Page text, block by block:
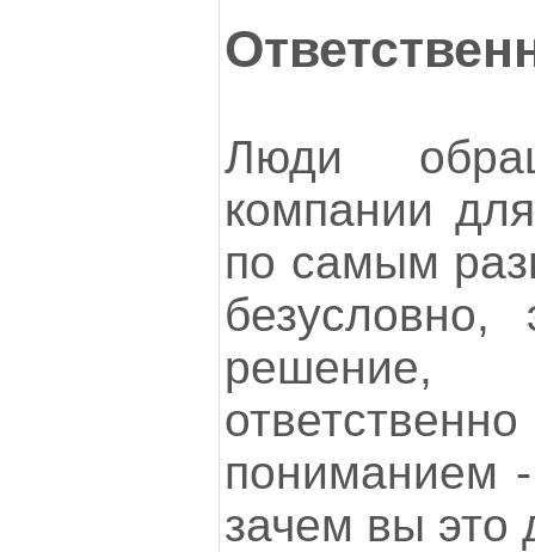
Люди
компании
по самым
пониманием
зачем вы это